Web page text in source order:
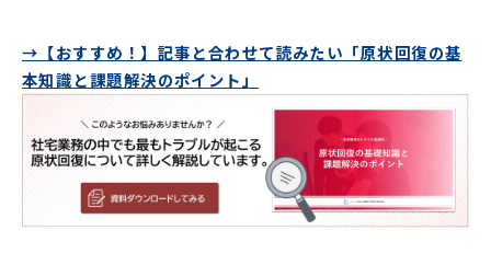
→【おすすめ！】記事と合わせて読みたい「原状回復の基
本知識と課題解決のポイント」